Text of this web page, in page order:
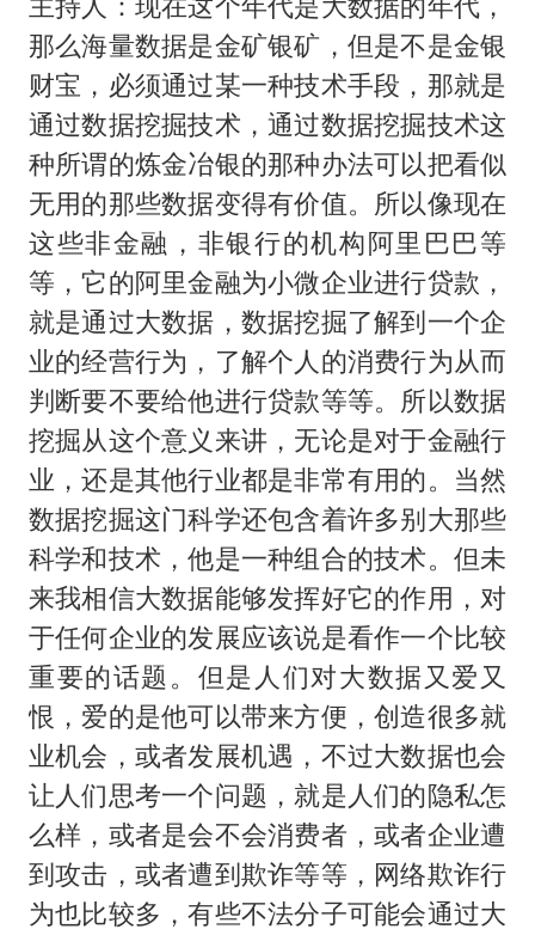
那么海量数据是金矿银矿，但是不是金银
财宝，必须通过某一种技术手段，那就是
通过数据挖掘技术，通过数据挖掘技术这
种所谓的炼金冶银的那种办法可以把看似
无用的那些数据变得有价值。所以像现在
这些非金融，非银行的机构阿里巴巴等
等，它的阿里金融为小微企业进行贷款，
就是通过大数据，数据挖掘了解到一个企
业的经营行为，了解个人的消费行为从而
判断要不要给他进行贷款等等。所以数据
挖掘从这个意义来讲，无论是对于金融行
业，还是其他行业都是非常有用的。当然
数据挖掘这门科学还包含着许多别大那些
科学和技术，他是一种组合的技术。但未
来我相信大数据能够发挥好它的作用，对
于任何企业的发展应该说是看作一个比较
重要的话题。但是人们对大数据又爱又
恨，爱的是他可以带来方便，创造很多就
业机会，或者发展机遇，不过大数据也会
让人们思考一个问题，就是人们的隐私怎
么样，或者是会不会消费者，或者企业遭
到攻击，或者遭到欺诈等等，网络欺诈行
为也比较多，有些不法分子可能会通过大